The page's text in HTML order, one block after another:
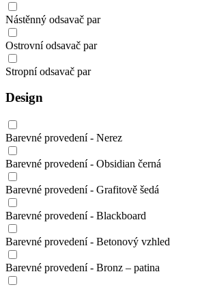
Nástěnný odsavač par
Ostrovní odsavač par
Stropní odsavač par
Design
Barevné provedení - Nerez
Barevné provedení - Obsidian černá
Barevné provedení - Grafitově šedá
Barevné provedení - Blackboard
Barevné provedení - Betonový vzhled
Barevné provedení - Bronz – patina